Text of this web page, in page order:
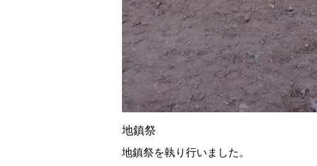
地鎮祭
地鎮祭を執り行いました。